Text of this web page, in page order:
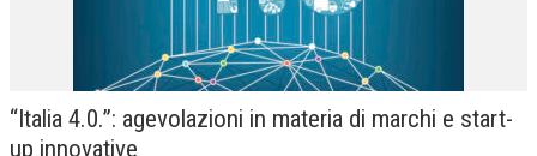
“Italia 4.0.”: agevolazioni in materia di marchi e start-
up innovative